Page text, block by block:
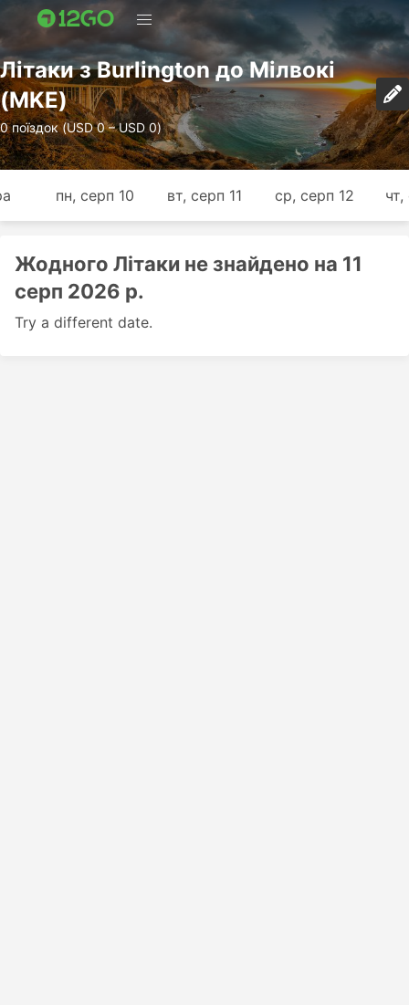
Лiтаки з Burlington до Мілвокі
(MKE)
0 поїздок (USD 0 – USD 0)
пн, серп 10 вт, серп 11 ср, серп 12
Жодного Лiтаки не знайдено на 11
серп 2026 р.
Try a different date.